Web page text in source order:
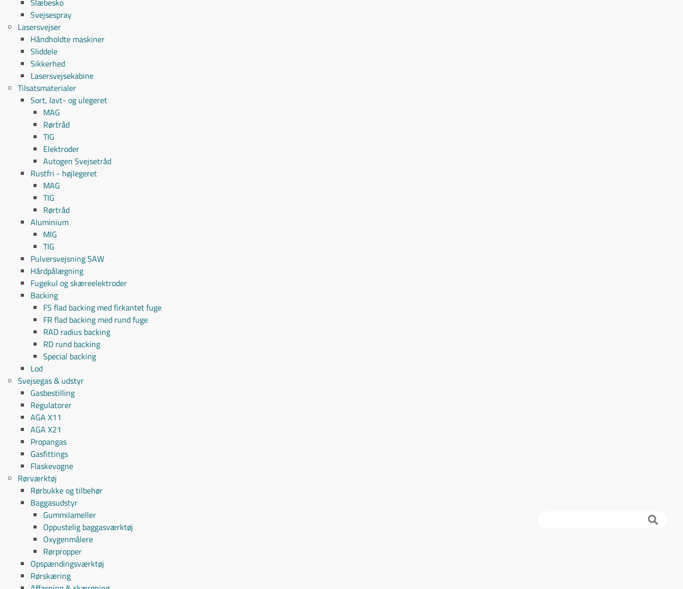
Slæbesko
Svejsespray
Lasersvejser
Håndholdte maskiner
Sliddele
Sikkerhed
Lasersvejsekabine
Tilsatsmaterialer
Sort, lavt- og ulegeret
MAG
Rørtråd
TIG
Elektroder
Autogen Svejsetråd
Rustfri - højlegeret
MAG
TIG
Rørtråd
Aluminium
MIG
TIG
Pulversvejsning SAW
Hårdpålægning
Fugekul og skæreelektroder
Backing
FS flad backing med firkantet fuge
FR flad backing med rund fuge
RAD radius backing
RD rund backing
Special backing
Lod
Svejsegas & udstyr
Gasbestilling
Regulatorer
AGA X11
AGA X21
Propangas
Gasfittings
Flaskevogne
Rørværktøj
Rørbukke og tilbehør
Baggasudstyr
Gummilameller
Oppustelig baggasværktøj
Oxygenmålere
Rørpropper
Opspændingsværktøj
Rørskæring